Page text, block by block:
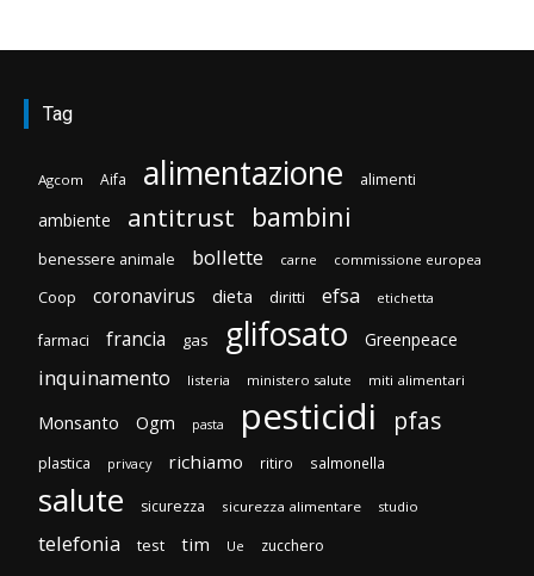
Tag
Agcom Aifa alimentazione alimenti
ambiente antitrust bambini
benessere animale bollette carne commissione europea
Coop coronavirus dieta diritti efsa etichetta
farmaci francia gas glifosato Greenpeace
inquinamento listeria ministero salute miti alimentari
Monsanto Ogm pasta pesticidi pfas
plastica privacy richiamo ritiro salmonella
salute sicurezza sicurezza alimentare studio
telefonia test tim Ue zucchero